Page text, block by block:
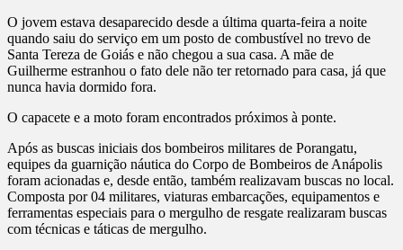
O jovem estava desaparecido desde a última quarta-feira a noite
quando saiu do serviço em um posto de combustível no trevo de
Santa Tereza de Goiás e não chegou a sua casa. A mãe de
Guilherme estranhou o fato dele não ter retornado para casa, já que
nunca havia dormido fora.
O capacete e a moto foram encontrados próximos à ponte.
Após as buscas iniciais dos bombeiros militares de Porangatu,
equipes da guarnição náutica do Corpo de Bombeiros de Anápolis
foram acionadas e, desde então, também realizavam buscas no local.
Composta por 04 militares, viaturas embarcações, equipamentos e
ferramentas especiais para o mergulho de resgate realizaram buscas
com técnicas e táticas de mergulho.